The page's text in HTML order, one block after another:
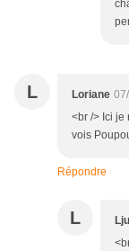
L Loriane
<br /> Ici je
vois
Répondre
L